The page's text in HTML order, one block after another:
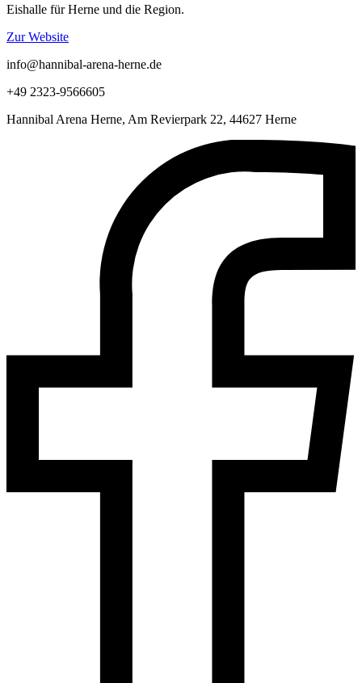
Eishalle für Herne und die Region.
Zur Website
info@hannibal-arena-herne.de
+49 2323-9566605
Hannibal Arena Herne, Am Revierpark 22, 44627 Herne